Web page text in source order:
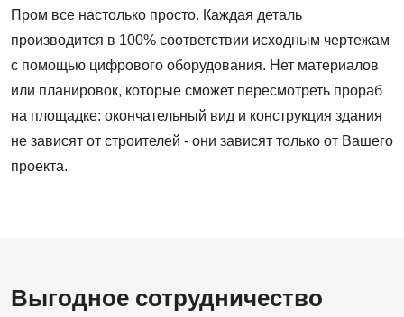
Пром все настолько просто. Каждая деталь
производится в 100% соответствии исходным чертежам
с помощью цифрового оборудования. Нет материалов
или планировок, которые сможет пересмотреть прораб
на площадке: окончательный вид и конструкция здания
не зависят от строителей - они зависят только от Вашего
проекта.
Выгодное сотрудничество